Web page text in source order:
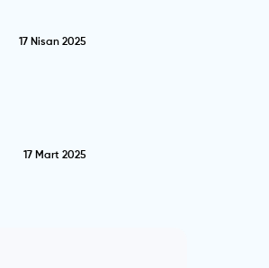
17 Nisan 2025
17 Mart 2025